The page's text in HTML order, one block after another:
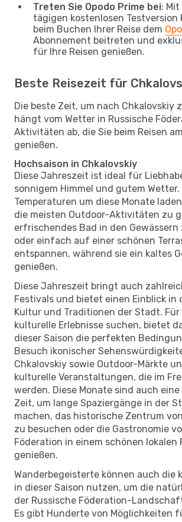
Treten Sie Opodo Prime bei:
tägigen kostenlosen Testversion
beim Buchen Ihrer Reise dem
Abonnement beitreten und
für Ihre Reisen genießen.
Beste Reisezeit für
Die beste Zeit, um nach Chkalovskiy
hängt vom Wetter in Russische
Aktivitäten ab, die Sie beim Reisen
genießen.
Hochsaison in Chkalovskiy
Diese Jahreszeit ist ideal für
sonnigem Himmel und gutem Wetter.
Temperaturen um diese Monate
die meisten Outdoor-Aktivitäten zu
erfrischendes Bad in den Gewässern
oder einfach auf einer schönen
entspannen, während sie ein kaltes
genießen.
Diese Jahreszeit bringt auch
Festivals und bietet einen Einblick in
Kultur und Traditionen der Stadt.
kulturelle Erlebnisse suchen, bietet
dieser Saison die perfekten
Besuch ikonischer
Chkalovskiy sowie Outdoor-Märkte
kulturelle Veranstaltungen, die im
werden. Diese Monate sind auch
Zeit, um lange Spaziergänge in der
machen, das historische Zentrum
zu besuchen oder die Gastronomie
Föderation in einem schönen lokalen
genießen.
Wanderbegeisterte können auch die
in dieser Saison nutzen, um die
der Russische Föderation-
Es gibt Hunderte von Möglichkeiten